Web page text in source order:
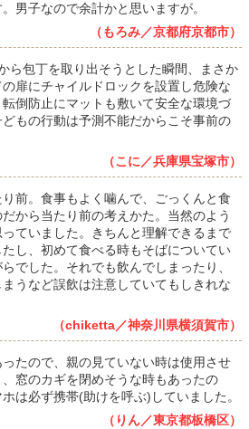
男子なので余計かと思いますが。
（もろみ／京都府京都市）
ら包丁を取り出そうとした瞬間、まさか
扉にチャイルドロックを設置し危険な
倒防止にマットも敷いて安全な環境づ
もの行動は予測不能だからこそ事前の
（こに／兵庫県宝塚市）
前。食事もよく噛んで、ごっくんと食
から当たり前の考えかた。当然のよう
ていました。きちんと理解できるまで
し、初めて食べる時もそばについてい
でした。それでも飲んでしまったり、
うなど誤飲は注意していてもしきれな
（chiketta／神奈川県横須賀市）
たので、親の見ていない時は使用させ
窓のカギを閉めそうな時もあったの
は必ず携帯(助けを呼ぶ)していました。
（りん／東京都板橋区）